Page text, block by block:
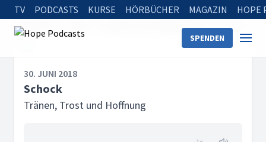
TV PODCASTS KURSE HÖRBÜCHER MAGAZIN HOPE
SPENDEN
Startseite Tränen, Trost und Hoffnung Schock
30. JUNI 2018
Schock
Tränen, Trost und Hoffnung